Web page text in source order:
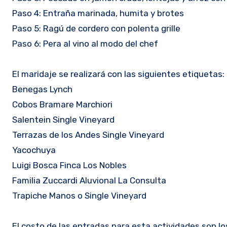
Paso 4: Entraña marinada, humita y brotes
Paso 5: Ragú de cordero con polenta grille
Paso 6: Pera al vino al modo del chef
El maridaje se realizará con las siguientes etiquetas:
Benegas Lynch
Cobos Bramare Marchiori
Salentein Single Vineyard
Terrazas de los Andes Single Vineyard
Yacochuya
Luigi Bosca Finca Los Nobles
Familia Zuccardi Aluvional La Consulta
Trapiche Manos o Single Vineyard